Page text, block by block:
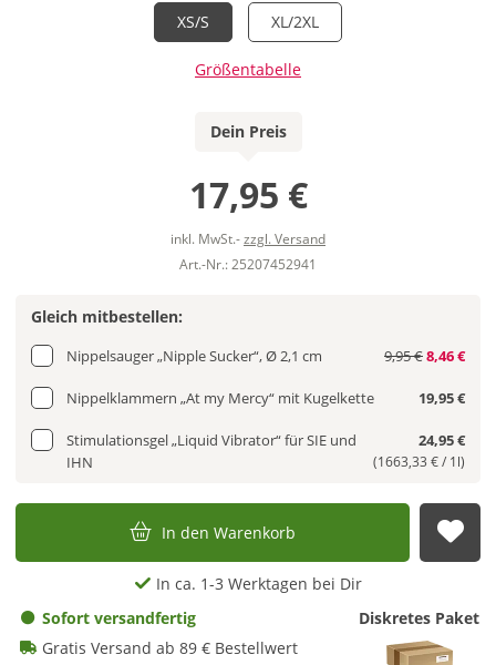
XS/S XL/2XL
Größentabelle
Dein Preis
17,95 €
inkl. MwSt.-zzgl. Versand
Art.-Nr.: 25207452941
Gleich mitbestellen:
Nippelsauger „Nipple Sucker“, Ø 2,1 cm 9,95 €8,46 €
Nippelklammern „At my Mercy“ mit Kugelkette 19,95 €
Stimulationsgel „Liquid Vibrator“ für SIE und
IHN
24,95 €
(1663,33 € / 1l)
In den Warenkorb
In ca. 1-3 Werktagen bei Dir
Sofort versandfertig
Gratis Versand ab 89 € Bestellwert
Diskretes Paket